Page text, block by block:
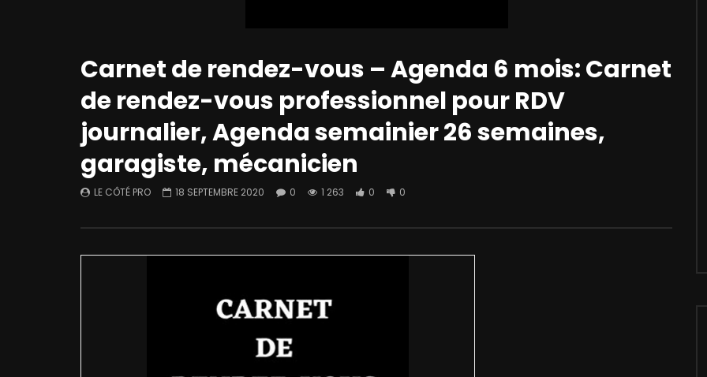
Carnet de rendez-vous – Agenda 6 mois: Carnet
de rendez-vous professionnel pour RDV
journalier, Agenda semainier 26 semaines,
garagiste, mécanicien
LE CÔTÉ PRO 18 SEPTEMBRE 2020 0 1 263 0 0